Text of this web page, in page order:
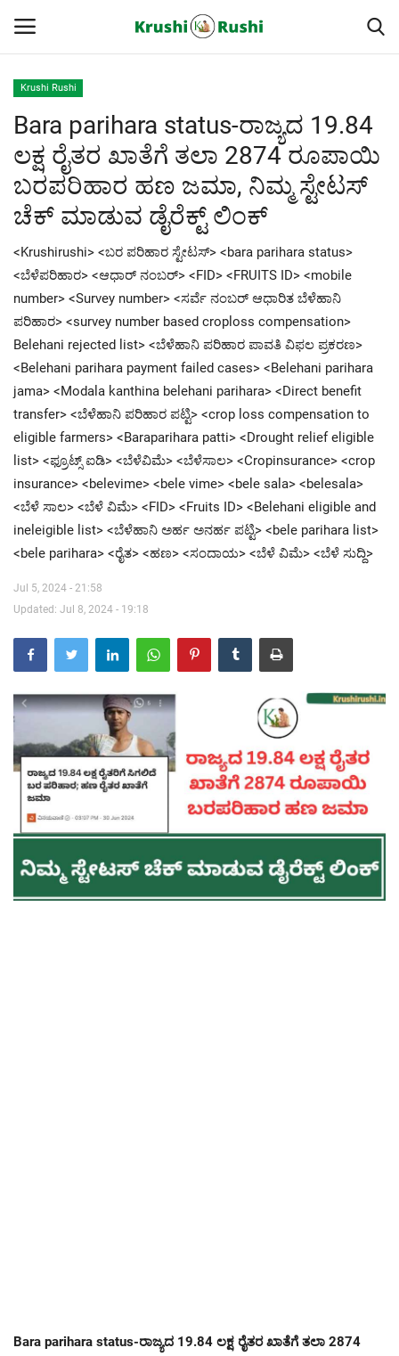
Home
Finance
Contact
ರೈತರ ಯಶೋಗಾಥೆಗಳು
Krushi Rushi
ಮುಂದಿನ 5 ದಿನಗಳ ಮಳೆ ಮಾಹಿತಿ
Gallery
Contact Us
Krushi Rushi
Bara parihara status-ರಾಜ್ಯದ 19.84
ಲಕ್ಷ ರೈತರ ಖಾತೆಗೆ ತಲಾ 2874 ರೂಪಾಯಿ
ಬರಪರಿಹಾರ ಹಣ ಜಮಾ, ನಿಮ್ಮ ಸ್ಟೇಟಸ್
ಚೆಕ್ ಮಾಡುವ ಡೈರೆಕ್ಟ್ ಲಿಂಕ್
<Krushirushi> <ಬರ ಪರಿಹಾರ ಸ್ಟೇಟಸ್> <bara parihara status>
<ಬೆಳೆಪರಿಹಾರ> <ಆಧಾರ್ ನಂಬರ್> <FID> <FRUITS ID> <mobile
number> <Survey number> <ಸರ್ವೆ ನಂಬರ್ ಆಧಾರಿತ ಬೆಳೆಹಾನಿ
ಪರಿಹಾರ> <survey number based croploss compensation>
Belehani rejected list> <ಬೆಳೆಹಾನಿ ಪರಿಹಾರ ಪಾವತಿ ವಿಫಲ ಪ್ರಕರಣ>
<Belehani parihara payment failed cases> <Belehani parihara
jama> <Modala kanthina belehani parihara> <Direct benefit
transfer> <ಬೆಳೆಹಾನಿ ಪರಿಹಾರ ಪಟ್ಟಿ> <crop loss compensation to
eligible farmers> <Baraparihara patti> <Drought relief eligible
list> <ಫ್ರೂಟ್ಸ್ ಐಡಿ> <ಬೆಳೆವಿಮೆ> <ಬೆಳೆಸಾಲ> <Cropinsurance> <crop
insurance> <belevime> <bele vime> <bele sala> <belesala>
<ಬೆಳೆ ಸಾಲ> <ಬೆಳೆ ವಿಮೆ> <FID> <Fruits ID> <Belehani eligible and
ineleigible list> <ಬೆಳೆಹಾನಿ ಅರ್ಹ ಅನರ್ಹ ಪಟ್ಟಿ> <bele parihara list>
<bele parihara> <ರೈತ> <ಹಣ> <ಸಂದಾಯ> <ಬೆಳೆ ವಿಮೆ> <ಬೆಳೆ ಸುದ್ದಿ>
Jul 5, 2024 - 21:58
Updated: Jul 8, 2024 - 19:18
Bara parihara status-ರಾಜ್ಯದ 19.84 ಲಕ್ಷ ರೈತರ ಖಾತೆಗೆ ತಲಾ 2874